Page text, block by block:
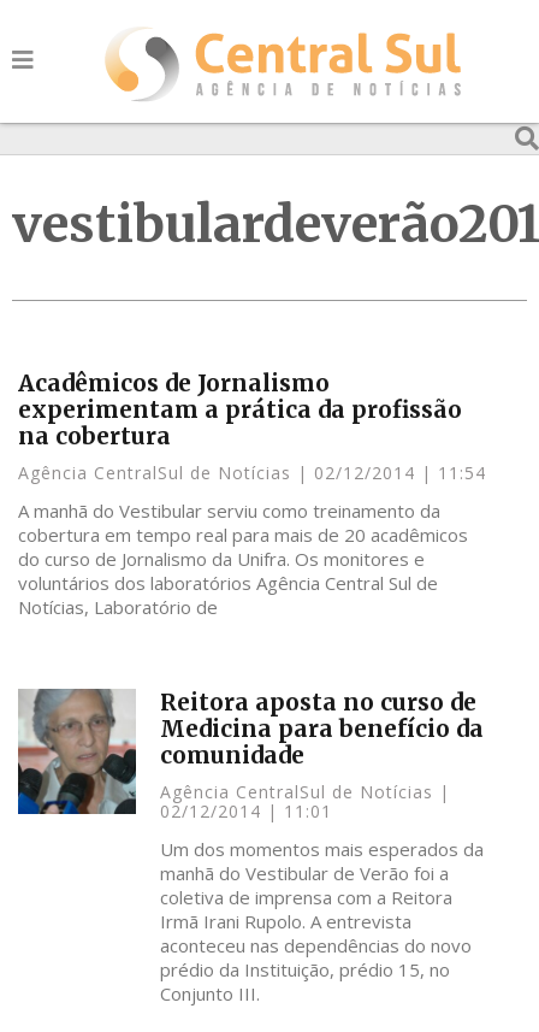
Acadêmicos de Jornalismo
experimentam a prática da profissão
na cobertura
Agência CentralSul de Notícias 02/12/2014 11:54
A manhã do Vestibular serviu como treinamento da
cobertura em tempo real para mais de 20 acadêmicos
do curso de Jornalismo da Unifra. Os monitores e
voluntários dos laboratórios Agência Central Sul de
Notícias, Laboratório de
Reitora aposta no curso de
Medicina para benefício da
comunidade
Agência CentralSul de Notícias
02/12/2014
11:01
Um dos momentos mais esperados da
manhã do Vestibular de Verão foi a
coletiva de imprensa com a Reitora
Irmã Irani Rupolo. A entrevista
aconteceu nas dependências do novo
prédio da Instituição, prédio 15, no
Conjunto III.